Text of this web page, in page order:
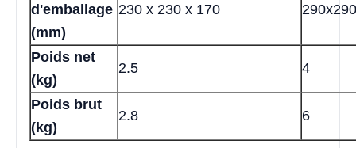
d'emballage
(mm)
230 x 230 x 170
Poids net
(kg)
2.5 4
Poids brut
(kg)
2.8 6